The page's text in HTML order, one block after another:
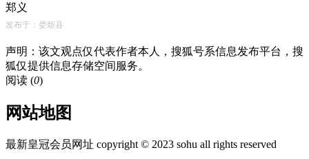
郑义
发布于：娄烦县
声明：该文观点仅代表作者本人，搜狐号系信息发布平台，搜
狐仅提供信息存储空间服务。
阅读 (0)
网站地图
最新皇冠会员网址 copyright © 2023 sohu all rights reserved